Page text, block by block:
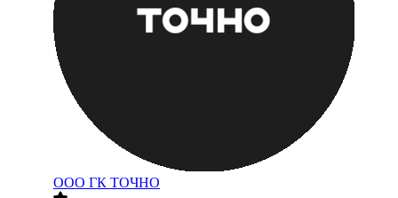
ООО ГК ТОЧНО